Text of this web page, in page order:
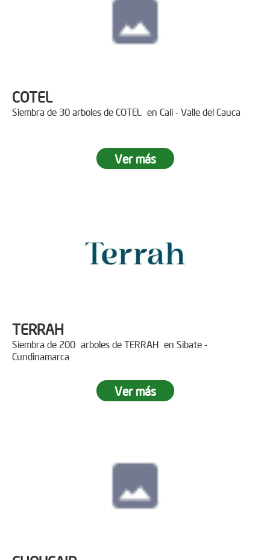
COTEL
Siembra de 30 arboles de COTEL en Cali - Valle del Cauca
Ver más
TERRAH
Siembra de 200 arboles de TERRAH en Sibate -
Cundinamarca
Ver más